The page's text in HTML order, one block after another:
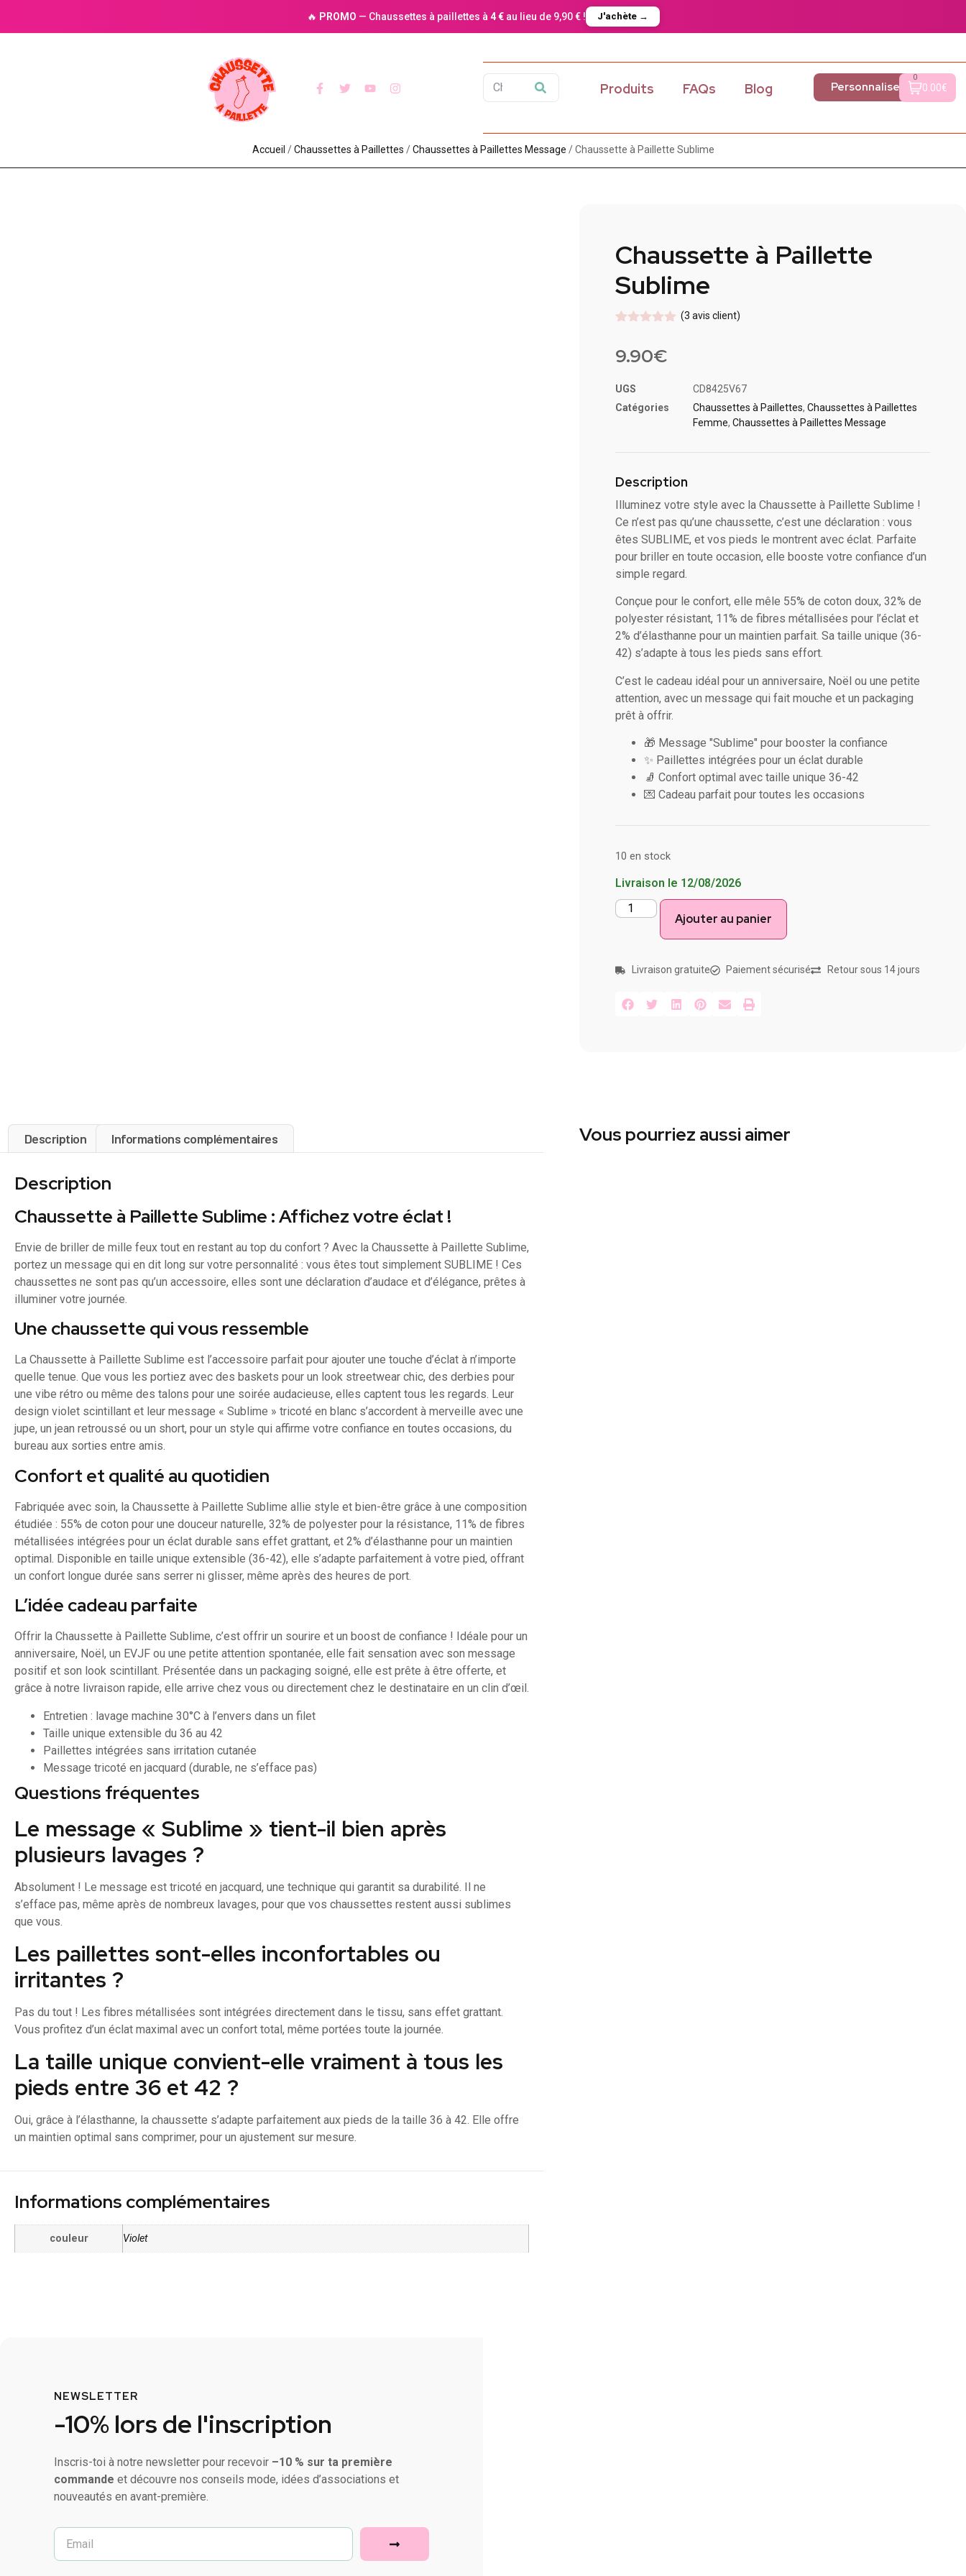
🔥 PROMO — Chaussettes à paillettes à 4 €au lieu de 9,90 € ! J'achète →
Produits FAQs Blog Personnaliser
0
0.00€
Accueil /Chaussettes à Paillette​s /Chaussettes à Paillettes Message​ / Chaussette à Paillette Sublime
Chaussette à Paillette
Sublime
sur
(3 avis client)
9.90€
UGS
CD8425V67
Catégories
Chaussettes à Paillette​s,Chaussettes à Paillettes
Femme,Chaussettes à Paillettes Message​
Description
Illuminez votre style avec la Chaussette à Paillette Sublime !
Ce n’est pas qu’une chaussette, c’est une déclaration : vous
êtes SUBLIME, et vos pieds le montrent avec éclat. Parfaite
pour briller en toute occasion, elle booste votre confiance d’un
simple regard.
Conçue pour le confort, elle mêle 55% de coton doux, 32% de
polyester résistant, 11% de fibres métallisées pour l’éclat et
2% d’élasthanne pour un maintien parfait. Sa taille unique (36-
42) s’adapte à tous les pieds sans effort.
C’est le cadeau idéal pour un anniversaire, Noël ou une petite
attention, avec un message qui fait mouche et un packaging
prêt à offrir.
🎁 Message "Sublime" pour booster la confiance
✨ Paillettes intégrées pour un éclat durable
🧦 Confort optimal avec taille unique 36-42
💌 Cadeau parfait pour toutes les occasions
10 en stock
Livraison le 12/08/2026
Ajouter au panier
Livraison gratuite Paiement sécurisé Retour sous 14 jours
Description Informations complémentaires
Description
Chaussette à Paillette Sublime : Affichez votre éclat !
Envie de briller de mille feux tout en restant au top du confort ? Avec la Chaussette à Paillette Sublime,
portez un message qui en dit long sur votre personnalité : vous êtes tout simplement SUBLIME ! Ces
chaussettes ne sont pas qu’un accessoire, elles sont une déclaration d’audace et d’élégance, prêtes à
illuminer votre journée.
Une chaussette qui vous ressemble
La Chaussette à Paillette Sublime est l’accessoire parfait pour ajouter une touche d’éclat à n’importe
quelle tenue. Que vous les portiez avec des baskets pour un look streetwear chic, des derbies pour
une vibe rétro ou même des talons pour une soirée audacieuse, elles captent tous les regards. Leur
design violet scintillant et leur message « Sublime » tricoté en blanc s’accordent à merveille avec une
jupe, un jean retroussé ou un short, pour un style qui affirme votre confiance en toutes occasions, du
bureau aux sorties entre amis.
Confort et qualité au quotidien
Fabriquée avec soin, la Chaussette à Paillette Sublime allie style et bien-être grâce à une composition
étudiée : 55% de coton pour une douceur naturelle, 32% de polyester pour la résistance, 11% de fibres
métallisées intégrées pour un éclat durable sans effet grattant, et 2% d’élasthanne pour un maintien
optimal. Disponible en taille unique extensible (36-42), elle s’adapte parfaitement à votre pied, offrant
un confort longue durée sans serrer ni glisser, même après des heures de port.
L’idée cadeau parfaite
Offrir la Chaussette à Paillette Sublime, c’est offrir un sourire et un boost de confiance ! Idéale pour un
anniversaire, Noël, un EVJF ou une petite attention spontanée, elle fait sensation avec son message
positif et son look scintillant. Présentée dans un packaging soigné, elle est prête à être offerte, et
grâce à notre livraison rapide, elle arrive chez vous ou directement chez le destinataire en un clin d’œil.
Entretien : lavage machine 30°C à l’envers dans un filet
Taille unique extensible du 36 au 42
Paillettes intégrées sans irritation cutanée
Message tricoté en jacquard (durable, ne s’efface pas)
Questions fréquentes
Le message « Sublime » tient-il bien après
plusieurs lavages ?
Absolument ! Le message est tricoté en jacquard, une technique qui garantit sa durabilité. Il ne
s’efface pas, même après de nombreux lavages, pour que vos chaussettes restent aussi sublimes
que vous.
Les paillettes sont-elles inconfortables ou
irritantes ?
Pas du tout ! Les fibres métallisées sont intégrées directement dans le tissu, sans effet grattant.
Vous profitez d’un éclat maximal avec un confort total, même portées toute la journée.
La taille unique convient-elle vraiment à tous les
pieds entre 36 et 42 ?
Oui, grâce à l’élasthanne, la chaussette s’adapte parfaitement aux pieds de la taille 36 à 42. Elle offre
un maintien optimal sans comprimer, pour un ajustement sur mesure.
Informations complémentaires
couleur Violet
Vous pourriez aussi aimer
NEWSLETTER
-10% lors de l'inscription
Inscris-toi à notre newsletter pour recevoir –10 % sur ta première
commande et découvre nos conseils mode, idées d’associations et
nouveautés en avant-première.